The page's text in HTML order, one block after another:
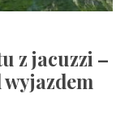
z jacuzzi –